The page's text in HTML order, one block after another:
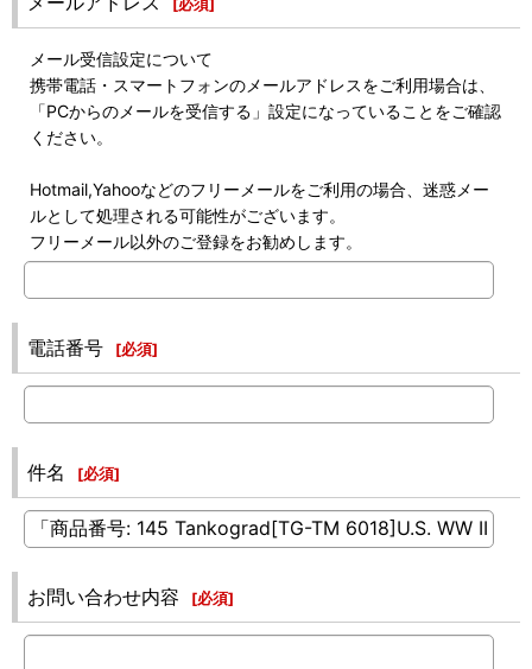
[必須]
メール受信設定について
携帯電話・スマートフォンのメールアドレスをご利用場合は、
「PCからのメールを受信する」設定になっていることをご確認
ください。
Hotmail,Yahooなどのフリーメールをご利用の場合、迷惑メー
ルとして処理される可能性がございます。
フリーメール以外のご登録をお勧めします。
電話番号 [必須]
件名 [必須]
お問い合わせ内容 [必須]